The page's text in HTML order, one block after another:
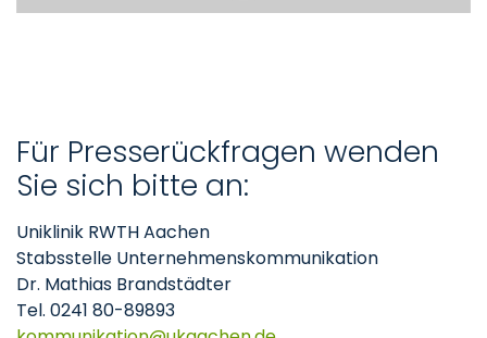
Für Presserückfragen wenden
Sie sich bitte an:
Uniklinik RWTH Aachen
Stabsstelle Unternehmenskommunikation
Dr. Mathias Brandstädter
Tel. 0241 80-89893